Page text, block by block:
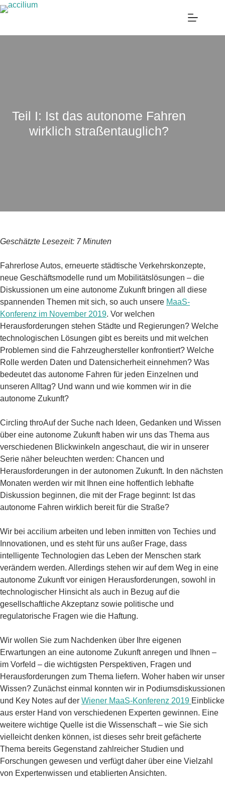
Skip
Teil I: Ist das autonome Fahren
wirklich straßentauglich?
Geschätzte Lesezeit: 7 Minuten
Fahrerlose Autos, erneuerte städtische Verkehrskonzepte,
neue Geschäftsmodelle rund um Mobilitätslösungen – die
Diskussionen um eine autonome Zukunft bringen all diese
spannenden Themen mit sich, so auch unsere MaaS-
Konferenz im November 2019. Vor welchen
Herausforderungen stehen Städte und Regierungen? Welche
technologischen Lösungen gibt es bereits und mit welchen
Problemen sind die Fahrzeughersteller konfrontiert? Welche
Rolle werden Daten und Datensicherheit einnehmen? Was
bedeutet das autonome Fahren für jeden Einzelnen und
unseren Alltag? Und wann und wie kommen wir in die
autonome Zukunft?
Circling throAuf der Suche nach Ideen, Gedanken und Wissen
über eine autonome Zukunft haben wir uns das Thema aus
verschiedenen Blickwinkeln angeschaut, die wir in unserer
Serie näher beleuchten werden: Chancen und
Herausforderungen in der autonomen Zukunft. In den nächsten
Monaten werden wir mit Ihnen eine hoffentlich lebhafte
Diskussion beginnen, die mit der Frage beginnt: Ist das
autonome Fahren wirklich bereit für die Straße?
Wir bei accilium arbeiten und leben inmitten von Techies und
Innovationen, und es steht für uns außer Frage, dass
intelligente Technologien das Leben der Menschen stark
verändern werden. Allerdings stehen wir auf dem Weg in eine
autonome Zukunft vor einigen Herausforderungen, sowohl in
technologischer Hinsicht als auch in Bezug auf die
gesellschaftliche Akzeptanz sowie politische und
regulatorische Fragen wie die Haftung.
Wir wollen Sie zum Nachdenken über Ihre eigenen
Erwartungen an eine autonome Zukunft anregen und Ihnen –
im Vorfeld – die wichtigsten Perspektiven, Fragen und
Herausforderungen zum Thema liefern. Woher haben wir unser
Wissen? Zunächst einmal konnten wir in Podiumsdiskussionen
und Key Notes auf der Wiener MaaS-Konferenz 2019 Einblicke
aus erster Hand von verschiedenen Experten gewinnen. Eine
weitere wichtige Quelle ist die Wissenschaft – wie Sie sich
vielleicht denken können, ist dieses sehr breit gefächerte
Thema bereits Gegenstand zahlreicher Studien und
Forschungen gewesen und verfügt daher über eine Vielzahl
von Expertenwissen und etablierten Ansichten.